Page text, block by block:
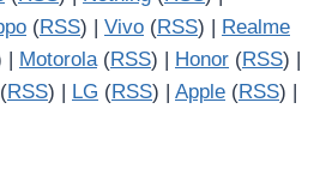
(RSS) | Vivo (RSS) |
Realme
| Motorola(RSS) | Honor (RSS) |
(RSS) | LG (RSS) | Apple (RSS) |